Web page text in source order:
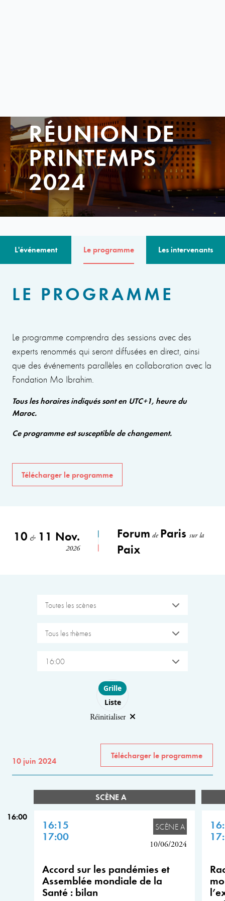
RÉUNION DE
PRINTEMPS
2024
L'événement Le programme Les intervenants
LE PROGRAMME
Le programme comprendra des sessions avec des
experts renommés qui seront diffusées en direct, ainsi
que des événements parallèles en collaboration avec la
Fondation Mo Ibrahim.
Tous les horaires indiqués sont en UTC+1, heure du
Maroc.
Ce programme est susceptible de changement.
Télécharger le programme
10 &11 Nov.
2026
Forum de Parissur la
Paix
Toutes les scènes
Tous les thèmes
16:00
Choose layout
Grille
Liste
Réinitialiser
10 juin 2024
Télécharger le programme
SCÈNE A
16:00
16:15
17:00
SCÈNE A
10/06/2024
Accord sur les pandémies et
Assemblée mondiale de la
Santé : bilan